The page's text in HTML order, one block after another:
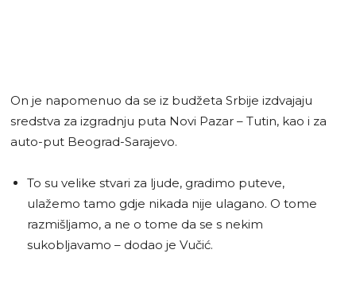
On je napomenuo da se iz budžeta Srbije izdvajaju
sredstva za izgradnju puta Novi Pazar – Tutin, kao i za
auto-put Beograd-Sarajevo.
To su velike stvari za ljude, gradimo puteve,
ulažemo tamo gdje nikada nije ulagano. O tome
razmišljamo, a ne o tome da se s nekim
sukobljavamo – dodao je Vučić.